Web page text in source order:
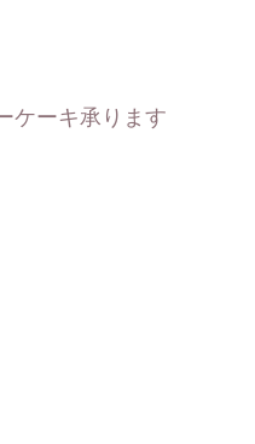
ケーキ承ります